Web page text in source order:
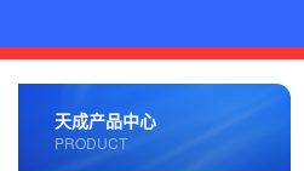
天成产品中心
PRODUCT